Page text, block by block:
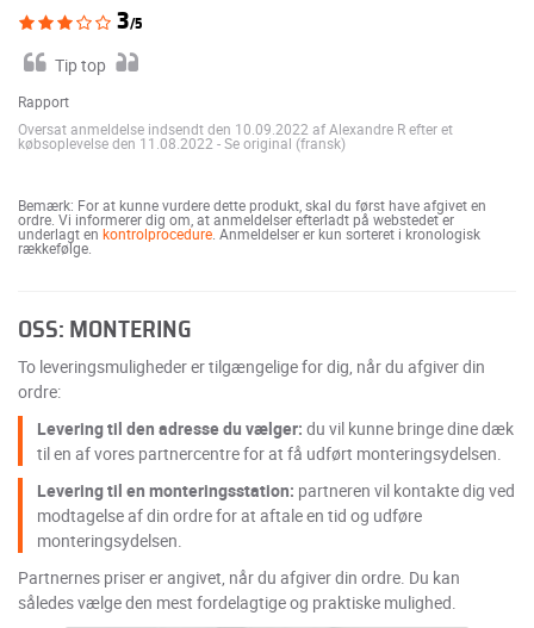
3/5
Tip top
Rapport
Oversat anmeldelse indsendt den 10.09.2022 af Alexandre R efter et
købsoplevelse den 11.08.2022 -Se original (fransk)
Bemærk: For at kunne vurdere dette produkt, skal du først have afgivet en
ordre. Vi informerer dig om, at anmeldelser efterladt på webstedet er
underlagt en kontrolprocedure . Anmeldelser er kun sorteret i kronologisk
rækkefølge.
OSS: MONTERING
To leveringsmuligheder er tilgængelige for dig, når du afgiver din
ordre:
Levering til den adresse du vælger: du vil kunne bringe dine dæk
til en af vores partnercentre for at få udført monteringsydelsen.
Levering til en monteringsstation: partneren vil kontakte dig ved
modtagelse af din ordre for at aftale en tid og udføre
monteringsydelsen.
Partnernes priser er angivet, når du afgiver din ordre. Du kan
således vælge den mest fordelagtige og praktiske mulighed.